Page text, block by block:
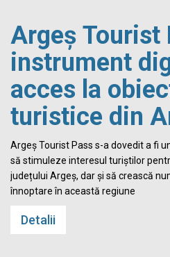
Argeș Tourist
instrument
acces la
turistice din
Argeș Tourist Pass s-a dovedit a fi
să stimuleze interesul turiștilor
județului Argeș, dar și să crească
înnoptare în această regiune
Detalii